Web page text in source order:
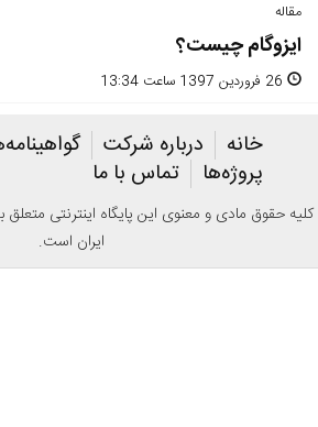
مقاله
ایزوگام چیست؟
26 فروردین 1397 ساعت 13:34
خانه درباره شرکت
پروژه‌ها
تماس با ما
کلیه حقوق مادی و معنوی این پایگاه اینترنتی
ایران است.